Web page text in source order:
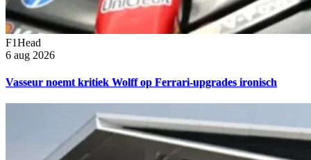
F1Head
6 aug 2026
Vasseur noemt kritiek Wolff op Ferrari-upgrades ironisch